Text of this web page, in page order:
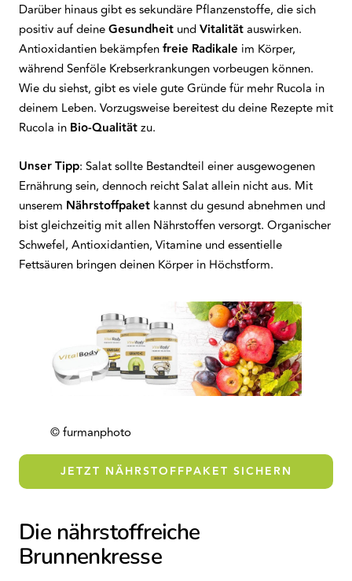
Darüber hinaus gibt es sekundäre Pflanzenstoffe, die sich
positiv auf deineGesundheit undVitalitätauswirken.
Antioxidantien bekämpfenfreie Radikale im Körper,
während Senföle Krebserkrankungen vorbeugen können.
Wie du siehst, gibt es viele gute Gründe für mehr Rucola in
deinem Leben. Vorzugsweise bereitest du deine Rezepte mit
Rucola in Bio-Qualitätzu.
Unser Tipp: Salat sollte Bestandteil einer ausgewogenen
Ernährung sein, dennoch reicht Salat allein nicht aus. Mit
unserem Nährstoffpaket kannst du gesund abnehmen und
bist gleichzeitig mit allen Nährstoffen versorgt. Organischer
Schwefel, Antioxidantien, Vitamine und essentielle
Fettsäuren bringen deinen Körper in Höchstform.
© furmanphoto
JETZT NÄHRSTOFFPAKET SICHERN
Die nährstoffreiche
Brunnenkresse